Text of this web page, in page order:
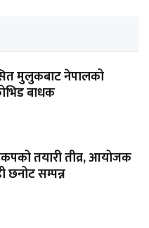
मुलुकबाट नेपालको
बाधक
तयारी तीव्र, आयोजक
छनोट सम्पन्न